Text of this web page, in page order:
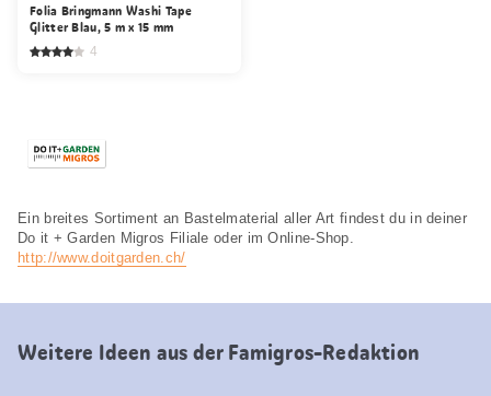
Folia Bringmann Washi Tape
Glitter Blau, 5 m x 15 mm
4
Ein breites Sortiment an Bastelmaterial aller Art findest du in deiner
Do it + Garden Migros Filiale oder im Online-Shop.
http://www.doitgarden.ch/
Weitere Ideen aus der Famigros-Redaktion